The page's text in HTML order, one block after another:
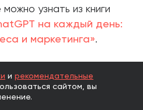
узнать из книги
на каждый день:
и маркетинга».
теме
и рекомендательные
сайтом, вы